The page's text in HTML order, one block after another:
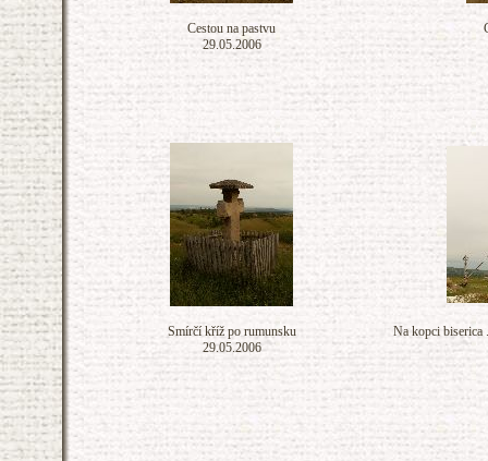
Cestou na pastvu
29.05.2006
Smírčí kříž po rumunsku
29.05.2006
Na kopci biserica